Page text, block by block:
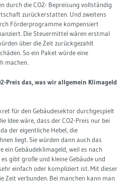
durch die CO2- Bepreisung vollständig
zurückerstatten. Und zweitens
Förderprogramme kompensiert
Die Steuermittel wären erstmal
über die Zeit zurückgezahlt
So ein Paket würde eine
machen.
Preis das, was wir allgemein Klimageld
für den Gebäudesektor durchgespielt
Idee wäre, dass der CO2-Preis nur bei
der eigentliche Hebel, die
liegt. Sie würden dann auch das
ein Gebäudeklimageld, weil es nach
gibt große und kleine Gebäude und
einfach oder kompliziert ist. Mit dieser
Zeit verbunden. Bei manchen kann man